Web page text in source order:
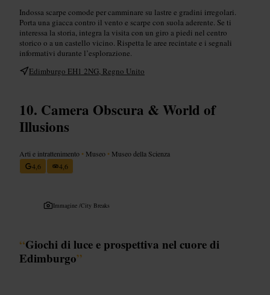
Indossa scarpe comode per camminare su lastre e gradini irregolari.
Porta una giacca contro il vento e scarpe con suola aderente. Se ti
interessa la storia, integra la visita con un giro a piedi nel centro
storico o a un castello vicino. Rispetta le aree recintate e i segnali
informativi durante l’esplorazione.
Edimburgo EH1 2NG, Regno Unito
Camera Obscura & World of
Illusions
Arti e intrattenimento • Museo • Museo della Scienza
4,6
4,6
Immagine /City Breaks
“Giochi di luce e prospettiva nel cuore di
Edimburgo”